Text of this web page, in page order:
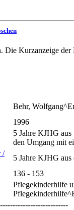
Die Kurzanzeige der
Behr,
1996
5 Jahre KJHG aus
den Umgang mit
/
5 Jahre KJHG
136 - 153
Pflegekinderhilfe